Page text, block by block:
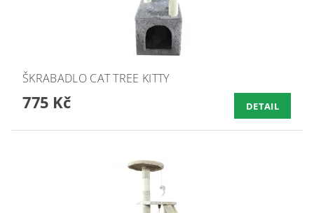
ŠKRABADLO CAT TREE KITTY
775 Kč DETAIL